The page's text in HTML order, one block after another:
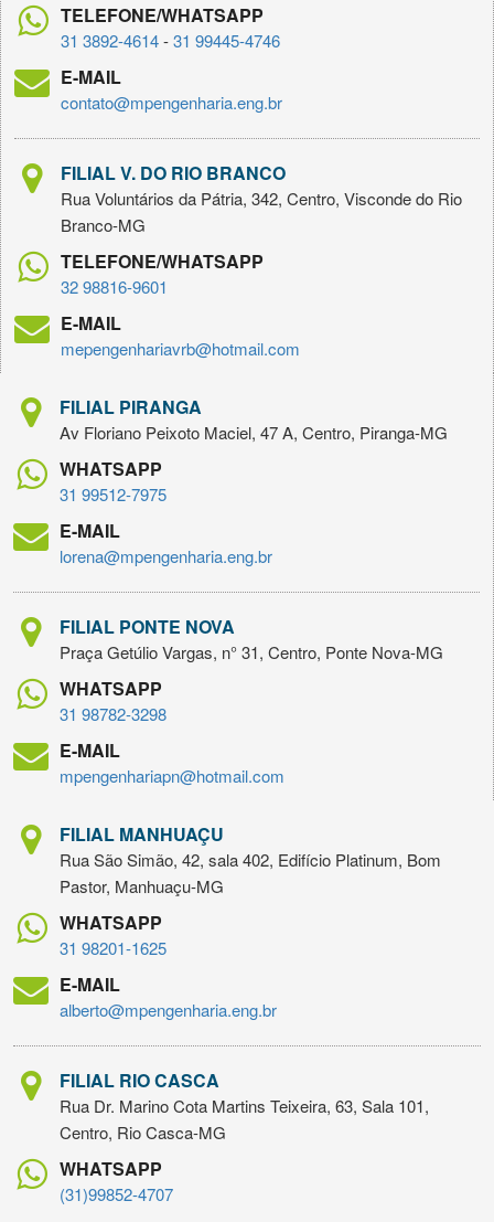
TELEFONE/WHATSAPP
31 3892-4614-31 99445-4746
E-MAIL
contato@mpengenharia.eng.br
FILIAL V. DO RIO BRANCO
Rua Voluntários da Pátria, 342, Centro, Visconde do Rio
Branco-MG
TELEFONE/WHATSAPP
32 98816-9601
E-MAIL
mepengenhariavrb@hotmail.com
FILIAL PIRANGA
Av Floriano Peixoto Maciel, 47 A, Centro, Piranga-MG
WHATSAPP
31 99512-7975
E-MAIL
lorena@mpengenharia.eng.br
FILIAL PONTE NOVA
Praça Getúlio Vargas, n° 31, Centro, Ponte Nova-MG
WHATSAPP
31 98782-3298
E-MAIL
mpengenhariapn@hotmail.com
FILIAL MANHUAÇU
Rua São Simão, 42, sala 402, Edifício Platinum, Bom
Pastor, Manhuaçu-MG
WHATSAPP
31 98201-1625
E-MAIL
alberto@mpengenharia.eng.br
FILIAL RIO CASCA
Rua Dr. Marino Cota Martins Teixeira, 63, Sala 101,
Centro, Rio Casca-MG
WHATSAPP
(31)99852-4707